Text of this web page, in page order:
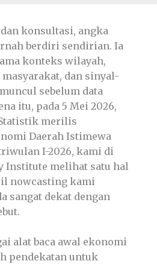
konsultasi, angka
berdiri sendirian. Ia
konteks wilayah,
dan sinyal-
sebelum data
itu, pada 5 Mei 2026,
Statistik merilis
Daerah Istimewa
I-2026, kami di
melihat satu hal
nowcasting kami
sangat dekat dengan
alat baca awal ekonomi
pendekatan untuk